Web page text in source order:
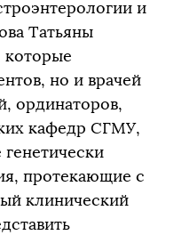
и
Татьяны
которые
но и врачей
ординаторов,
кафедр СГМУ,
протекающие с
клинический